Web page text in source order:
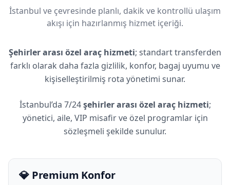
İstanbul ve çevresinde planlı, dakik ve kontrollü ulaşım
akışı için hazırlanmış hizmet içeriği.
Şehirler arası özel araç hizmeti; standart transferden
farklı olarak daha fazla gizlilik, konfor, bagaj uyumu ve
kişiselleştirilmiş rota yönetimi sunar.
İstanbul’da 7/24şehirler arası özel araç hizmeti;
yönetici, aile, VIP misafir ve özel programlar için
sözleşmeli şekilde sunulur.
💎 Premium Konfor